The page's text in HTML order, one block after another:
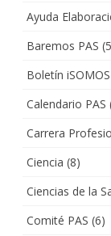
Ayuda
Baremos PAS
Boletín
Calendario PAS
Carrera
Ciencia (8)
Ciencias de la
Comité PAS (6)